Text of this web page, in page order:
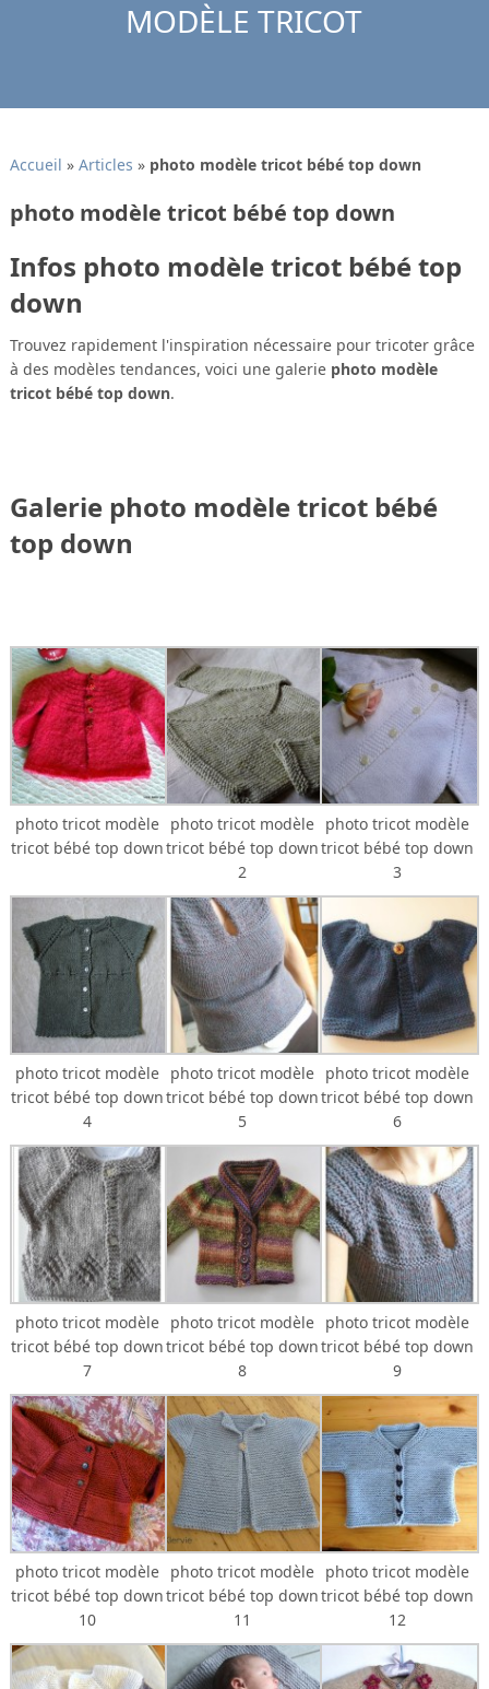
MODÈLE TRICOT
Accueil » Articles » photo modèle tricot bébé top down
photo modèle tricot bébé top down
Infos photo modèle tricot bébé top
down
Trouvez rapidement l'inspiration nécessaire pour tricoter grâce
à des modèles tendances, voici une galerie photo modèle
tricot bébé top down.
Galerie photo modèle tricot bébé
top down
photo tricot modèle
tricot bébé top down
photo tricot modèle
tricot bébé top down
2
photo tricot modèle
tricot bébé top down
3
photo tricot modèle
tricot bébé top down
4
photo tricot modèle
tricot bébé top down
5
photo tricot modèle
tricot bébé top down
6
photo tricot modèle
tricot bébé top down
7
photo tricot modèle
tricot bébé top down
8
photo tricot modèle
tricot bébé top down
9
photo tricot modèle
tricot bébé top down
10
photo tricot modèle
tricot bébé top down
11
photo tricot modèle
tricot bébé top down
12